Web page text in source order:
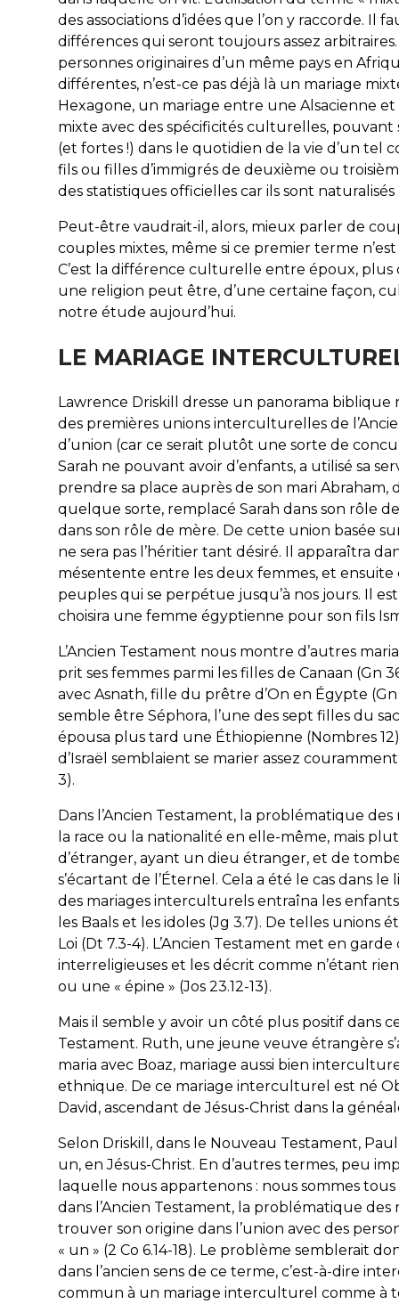
des associations d’idées que l’on y raccorde. Il
différences qui seront toujours assez
personnes originaires d’un même pays en
différentes, n’est-ce pas déjà là un mariage
Hexagone, un mariage entre une Alsacienne
mixte avec des spécificités culturelles,
(et fortes !) dans le quotidien de la vie d’un tel
fils ou filles d’immigrés de deuxième ou
des statistiques officielles car ils sont naturalisés
Peut-être vaudrait-il, alors, mieux parler de
couples mixtes, même si ce premier terme
C’est la différence culturelle entre époux,
une religion peut être, d’une certaine façon,
notre étude aujourd’hui.
LE MARIAGE
Lawrence Driskill dresse un panorama biblique
des premières unions interculturelles de
d’union (car ce serait plutôt une sorte de
Sarah ne pouvant avoir d’enfants, a utilisé sa
prendre sa place auprès de son mari Abraham,
quelque sorte, remplacé Sarah dans son rôle
dans son rôle de mère. De cette union basée
ne sera pas l’héritier tant désiré. Il apparaîtra
mésentente entre les deux femmes, et
peuples qui se perpétue jusqu’à nos jours. Il
choisira une femme égyptienne pour son fils
L’Ancien Testament nous montre d’autres
prit ses femmes parmi les filles de Canaan (Gn
avec Asnath, fille du prêtre d’On en Égypte
semble être Séphora, l’une des sept filles du
épousa plus tard une Éthiopienne (Nombres
d’Israël semblaient se marier assez
3).
Dans l’Ancien Testament, la problématique
la race ou la nationalité en elle-même, mais
d’étranger, ayant un dieu étranger, et de
s’écartant de l’Éternel. Cela a été le cas dans
des mariages interculturels entraîna les enfants
les Baals et les idoles (Jg 3.7). De telles
Loi (Dt 7.3-4). L’Ancien Testament met en
interreligieuses et les décrit comme n’étant
ou une « épine » (Jos 23.12-13).
Mais il semble y avoir un côté plus positif dans
Testament. Ruth, une jeune veuve étrangère
maria avec Boaz, mariage aussi bien
ethnique. De ce mariage interculturel est né
David, ascendant de Jésus-Christ dans la
Selon Driskill, dans le Nouveau Testament,
un, en Jésus-Christ. En d’autres termes, peu
laquelle nous appartenons : nous sommes tous
dans l’Ancien Testament, la problématique
trouver son origine dans l’union avec des
« un » (2 Co 6.14-18). Le problème semblerait
dans l’ancien sens de ce terme, c’est-à-dire
commun à un mariage interculturel comme à